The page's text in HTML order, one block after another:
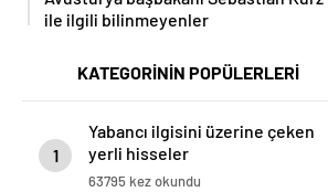
ile ilgili bilinmeyenler
KATEGORİNİN POPÜLERLERİ
1
Yabancı ilgisini üzerine çeken
yerli hisseler
63795 kez okundu